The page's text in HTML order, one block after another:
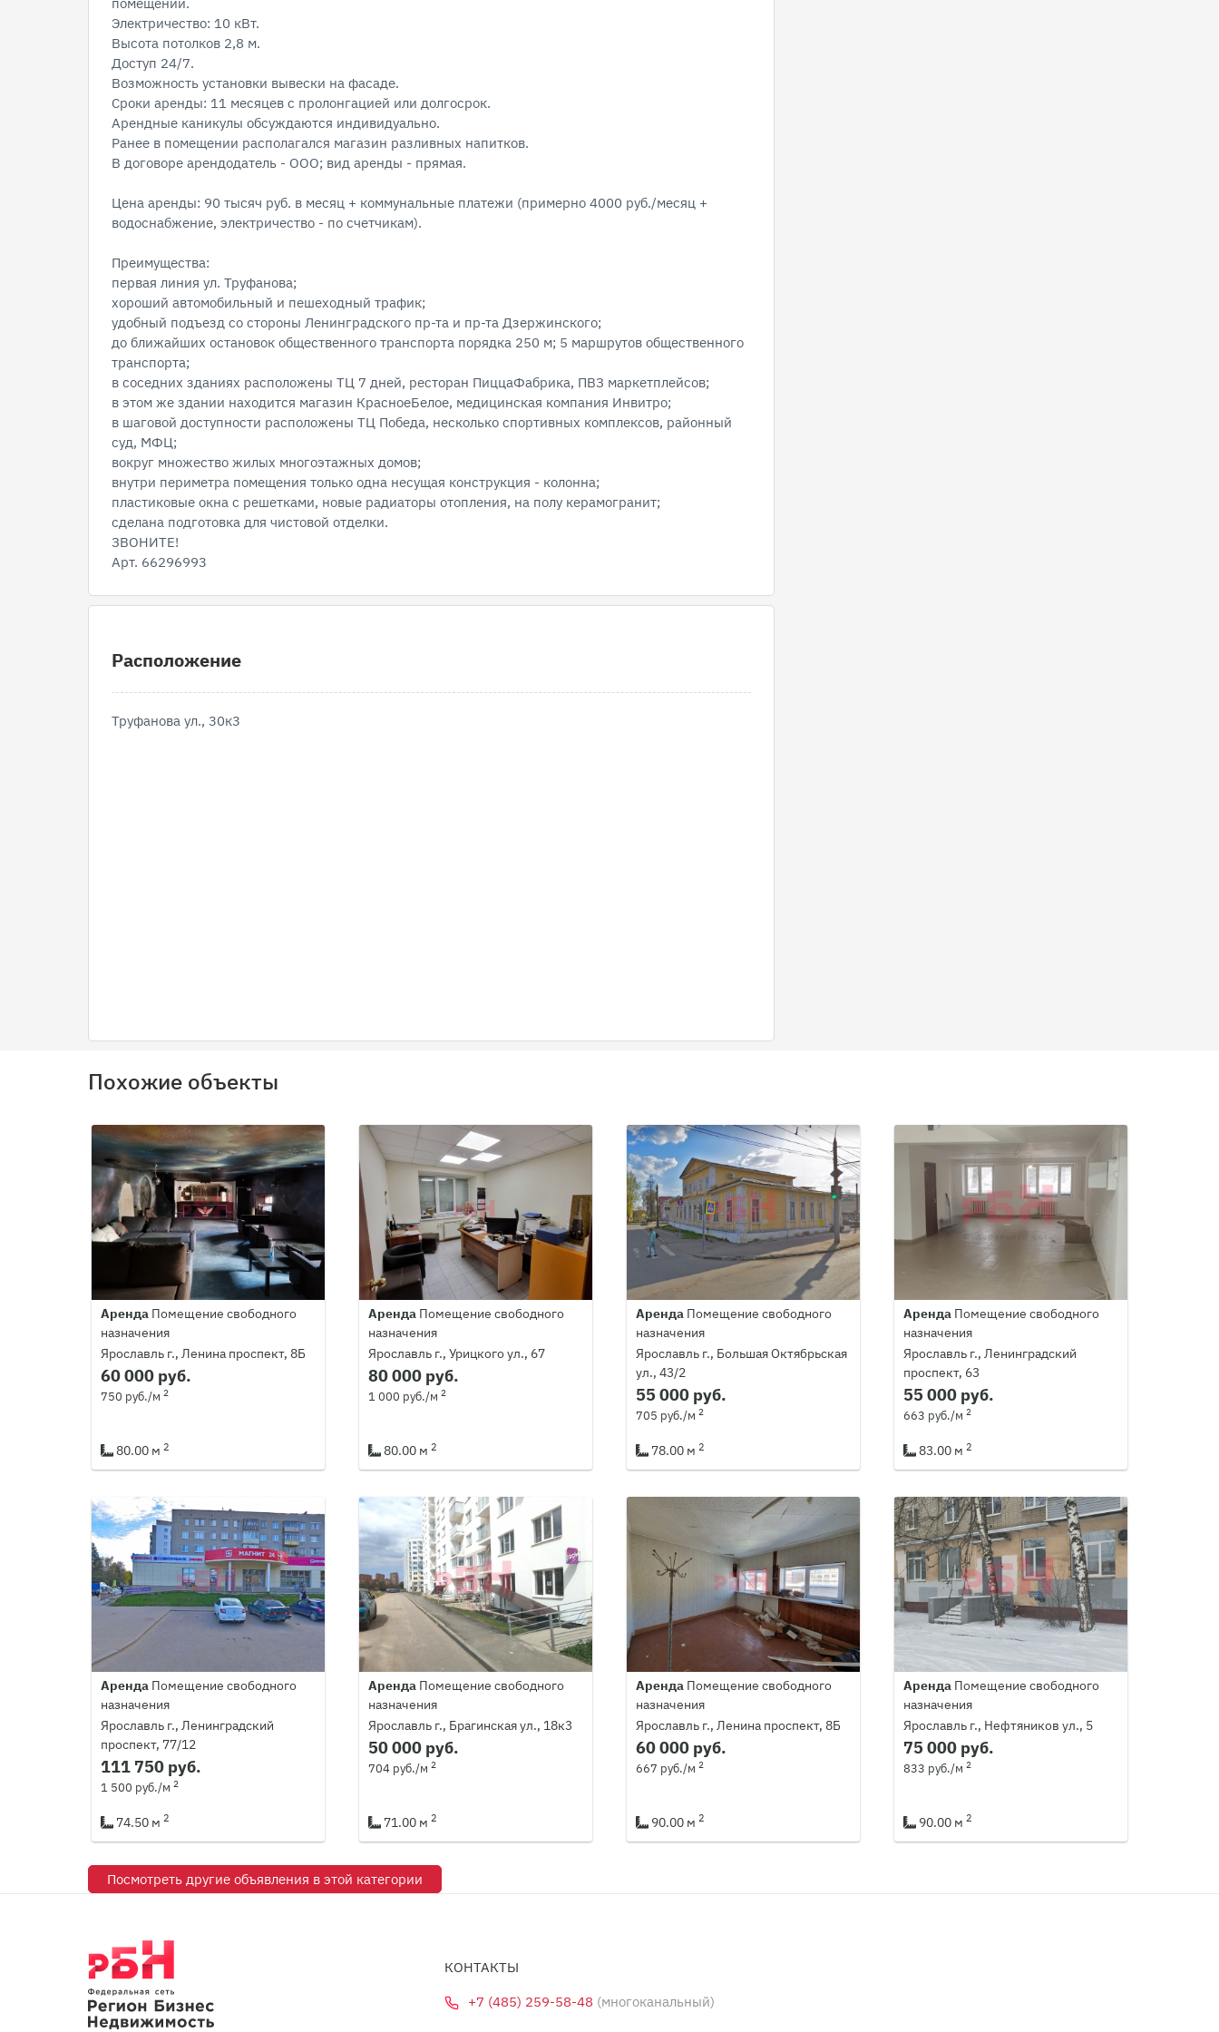
Электричество: 10 кВт.
Высота потолков 2,8 м.
Доступ 24/7.
Возможность установки вывески на фасаде.
Сроки аренды: 11 месяцев с пролонгацией или долгосрок.
Арендные каникулы обсуждаются индивидуально.
Ранее в помещении располагался магазин разливных напитков.
В договоре арендодатель - ООО; вид аренды - прямая.
Цена аренды: 90 тысяч руб. в месяц + коммунальные платежи (примерно 4000 руб./месяц +
водоснабжение, электричество - по счетчикам).
Преимущества:
первая линия ул. Труфанова;
хороший автомобильный и пешеходный трафик;
удобный подъезд со стороны Ленинградского пр-та и пр-та Дзержинского;
до ближайших остановок общественного транспорта порядка 250 м; 5 маршрутов общественного
транспорта;
в соседних зданиях расположены ТЦ 7 дней, ресторан ПиццаФабрика, ПВЗ маркетплейсов;
в этом же здании находится магазин КрасноеБелое, медицинская компания Инвитро;
в шаговой доступности расположены ТЦ Победа, несколько спортивных комплексов, районный
суд, МФЦ;
вокруг множество жилых многоэтажных домов;
внутри периметра помещения только одна несущая конструкция - колонна;
пластиковые окна с решетками, новые радиаторы отопления, на полу керамогранит;
сделана подготовка для чистовой отделки.
ЗВОНИТЕ!
Арт. 66296993
Расположение
Труфанова ул., 30к3
Похожие объекты
Аренда Помещение свободного
назначения
Ярославль г., Ленина проспект, 8Б
60 000 руб.
750 руб./м 2
80.00 м 2
Аренда Помещение свободного
назначения
Ярославль г., Урицкого ул., 67
80 000 руб.
1 000 руб./м 2
80.00 м 2
Аренда Помещение свободного
назначения
Ярославль г., Большая Октябрьская
ул., 43/2
55 000 руб.
705 руб./м 2
78.00 м 2
Аренда Помещение свободного
назначения
Ярославль г., Ленинградский
проспект, 63
55 000 руб.
663 руб./м 2
83.00 м 2
Аренда Помещение свободного
назначения
Ярославль г., Ленинградский
проспект, 77/12
111 750 руб.
1 500 руб./м 2
74.50 м 2
Аренда Помещение свободного
назначения
Ярославль г., Брагинская ул., 18к3
50 000 руб.
704 руб./м 2
71.00 м 2
Аренда Помещение свободного
назначения
Ярославль г., Ленина проспект, 8Б
60 000 руб.
667 руб./м 2
90.00 м 2
Аренда Помещение свободного
назначения
Ярославль г., Нефтяников ул., 5
75 000 руб.
833 руб./м 2
90.00 м 2
Посмотреть другие объявления в этой категории
КОНТАКТЫ
+7 (485) 259-58-48 (многоканальный)